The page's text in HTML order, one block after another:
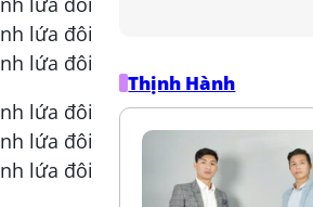
Thịnh Hành